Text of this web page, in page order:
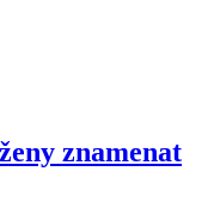
znamenat